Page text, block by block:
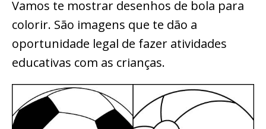
Vamos te mostrar desenhos de bola para
colorir. São imagens que te dão a
oportunidade legal de fazer atividades
educativas com as crianças.